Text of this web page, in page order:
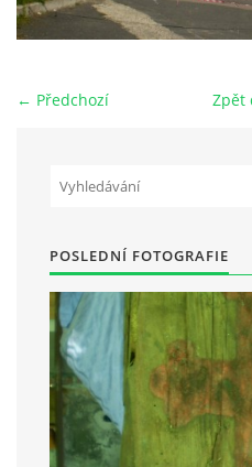
ČLENOVÉ - SOUČASNOST
HRY DO ROKU 1973
Občanská vzdělávací jednota
257 24
IČ: 498
← Předchozí Zpět
POSLEDNÍ FOTOGRAFIE